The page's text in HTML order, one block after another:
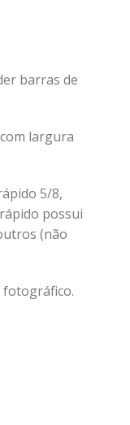
barras de
largura
5/8,
possui
(não
fotográfico.